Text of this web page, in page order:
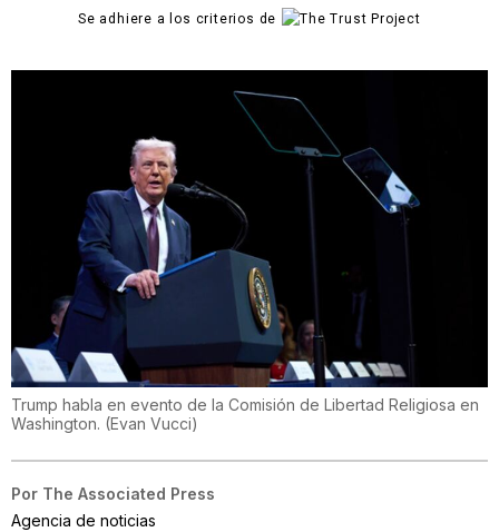
Se adhiere a los criterios de
Trump habla en evento de la Comisión de Libertad Religiosa en
Washington. (Evan Vucci)
Por The Associated Press
Agencia de noticias